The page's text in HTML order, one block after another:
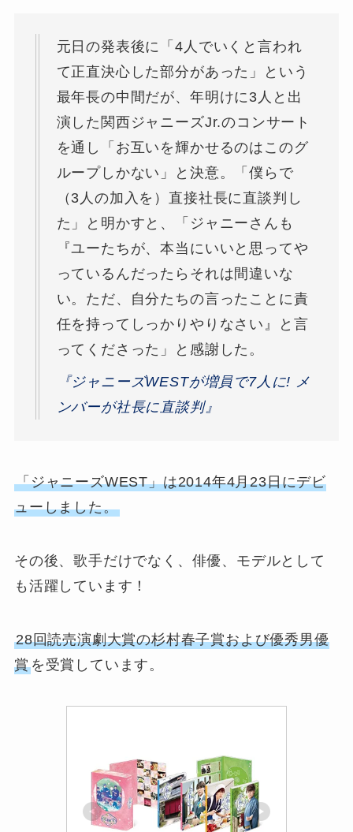
元日の発表後に「4人でいくと言われ
て正直決心した部分があった」という
最年長の中間だが、年明けに3人と出
演した関西ジャニーズJr.のコンサート
を通し「お互いを輝かせるのはこのグ
ループしかない」と決意。「僕らで
（3人の加入を）直接社長に直談判し
た」と明かすと、「ジャニーさんも
『ユーたちが、本当にいいと思ってや
っているんだったらそれは間違いな
い。ただ、自分たちの言ったことに責
任を持ってしっかりやりなさい』と言
ってくださった」と感謝した。
『ジャニーズWESTが増員で7人に! メ
ンバーが社長に直談判』
「ジャニーズWEST」は2014年4月23日にデビ
ューしました。
その後、歌手だけでなく、俳優、モデルとして
も活躍しています！
28回読売演劇大賞の杉村春子賞および優秀男優
賞を受賞しています。